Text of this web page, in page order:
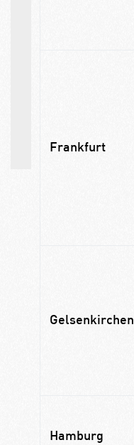
Frankfurt
Gelsenkirchen
Hamburg